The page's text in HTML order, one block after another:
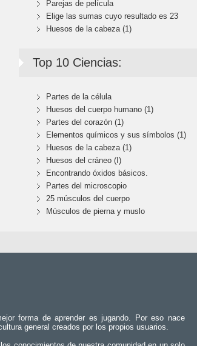
Parejas de película
Elige las sumas cuyo resultado es 23
Huesos de la cabeza (1)
Top 10 Ciencias:
Partes de la célula
Huesos del cuerpo humano (1)
Partes del corazón (1)
Elementos químicos y sus símbolos (1)
Huesos de la cabeza (1)
Huesos del cráneo (I)
Encontrando óxidos básicos.
Partes del microscopio
25 músculos del cuerpo
Músculos de pierna y muslo
forma de aprender es jugando. Por eso nace
general creados por los propios usuarios.